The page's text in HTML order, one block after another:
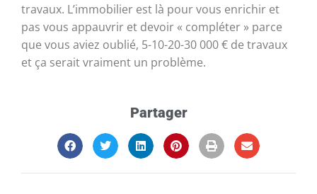
travaux. L’immobilier est là pour vous enrichir et
pas vous appauvrir et devoir « compléter » parce
que vous aviez oublié, 5-10-20-30 000 € de travaux
et ça serait vraiment un problème.
Partager